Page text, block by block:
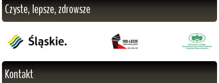
Czyste, lepsze, zdrowsze
Kontakt